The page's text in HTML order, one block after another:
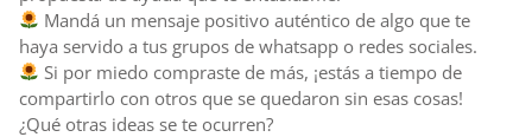
Mandá un mensaje positivo auténtico de algo que te
haya servido a tus grupos de whatsapp o redes sociales.
Si por miedo compraste de más, ¡estás a tiempo de
compartirlo con otros que se quedaron sin esas cosas!
¿Qué otras ideas se te ocurren?